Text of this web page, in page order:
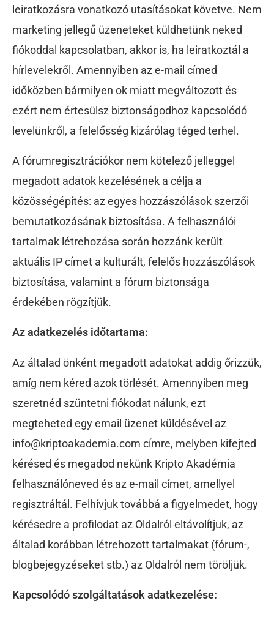
leiratkozásra vonatkozó utasításokat követve. Nem
marketing jellegű üzeneteket küldhetünk neked
fiókoddal kapcsolatban, akkor is, ha leiratkoztál a
hírlevelekről. Amennyiben az e-mail címed
időközben bármilyen ok miatt megváltozott és
ezért nem értesülsz biztonságodhoz kapcsolódó
levelünkről, a felelősség kizárólag téged terhel.
A fórumregisztrációkor nem kötelező jelleggel
megadott adatok kezelésének a célja a
közösségépítés: az egyes hozzászólások szerzői
bemutatkozásának biztosítása. A felhasználói
tartalmak létrehozása során hozzánk került
aktuális IP címet a kulturált, felelős hozzászólások
biztosítása, valamint a fórum biztonsága
érdekében rögzítjük.
Az adatkezelés időtartama:
Az általad önként megadott adatokat addig őrizzük,
amíg nem kéred azok törlését. Amennyiben meg
szeretnéd szüntetni fiókodat nálunk, ezt
megteheted egy email üzenet küldésével az
info@kriptoakademia.com címre, melyben kifejted
kérésed és megadod nekünk Kripto Akadémia
felhasználóneved és az e-mail címet, amellyel
regisztráltál. Felhívjuk továbbá a figyelmedet, hogy
kérésedre a profilodat az Oldalról eltávolítjuk, az
általad korábban létrehozott tartalmakat (fórum-,
blogbejegyzéseket stb.) az Oldalról nem töröljük.
Kapcsolódó szolgáltatások adatkezelése: